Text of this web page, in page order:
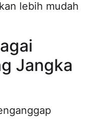
lebih mudah
Jangka